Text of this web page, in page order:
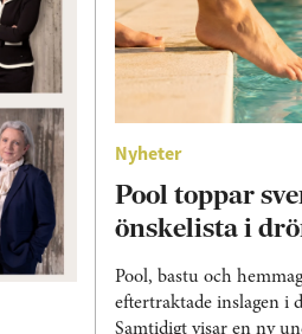
Nyheter
Pool toppar
önskelista i
Pool, bastu och
eftertraktade inslagen i
Samtidigt visar en ny